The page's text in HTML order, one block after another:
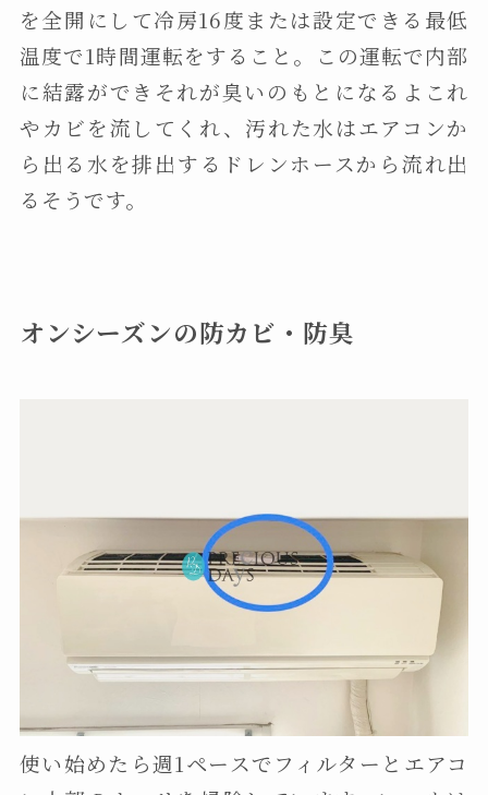
を全開にして冷房16度または設定できる最低
温度で1時間運転をすること。この運転で内部
に結露ができそれが臭いのもとになるよこれ
やカビを流してくれ、汚れた水はエアコンか
ら出る水を排出するドレンホースから流れ出
るそうです。
オンシーズンの防カビ・防臭
使い始めたら週1ペースでフィルターとエアコ